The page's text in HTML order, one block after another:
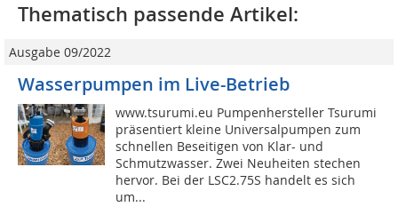
Thematisch passende Artikel:
Ausgabe 09/2022
Wasserpumpen im Live-Betrieb
www.tsurumi.eu Pumpenhersteller Tsurumi
präsentiert kleine Universalpumpen zum
schnellen Beseitigen von Klar- und
Schmutzwasser. Zwei Neuheiten stechen
hervor. Bei der LSC2.75S handelt es sich
um...